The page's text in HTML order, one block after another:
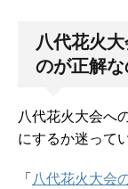
八代花火
のが正解な
八代花火大会へ
にするか迷って
「八代花火大会